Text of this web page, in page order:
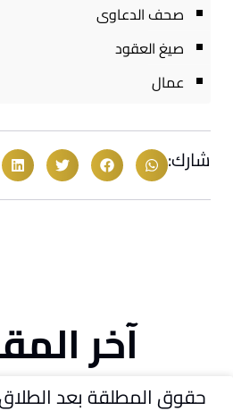
صحف الدعاوى
صيغ العقود
عمال
شارك:
آخر
حقوق المطلقة بعد